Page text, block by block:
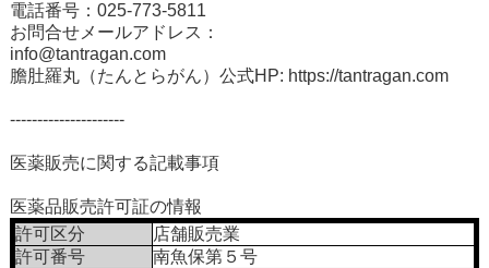
電話番号：025-773-5811
お問合せメールアドレス：
info@tantragan.com
膽肚羅丸（たんとらがん）公式HP: https://tantragan.com
---------------------
医薬販売に関する記載事項
医薬品販売許可証の情報
許可区分
店舗販売業
許可番号
南魚保第５号